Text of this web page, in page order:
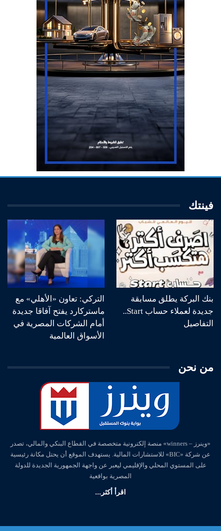
فينتك
بنك البركة يطلق مسابقة
جديدة لعملاء حساب Start..
التفاصيل
التركي: تعاون «الأهلي» مع
ماستركارد يفتح آفاقا جديدة
أمام الشركات المصرية في
الأسواق العالمية
من نحن
«وينرز – winners» منصة إلكترونية متخصصة في القطاع البنكي والمالي، تصدر
عن شركة «BIC» للاستشارات المالية. يستهدف الموقع أن يحتل مكانة رئيسية
على المستوي المحلي والإقليمي ليعبر عن واجهة الجمهورية الجديدة للدولة
المصرية بواقعية
اقرأ أكثر...